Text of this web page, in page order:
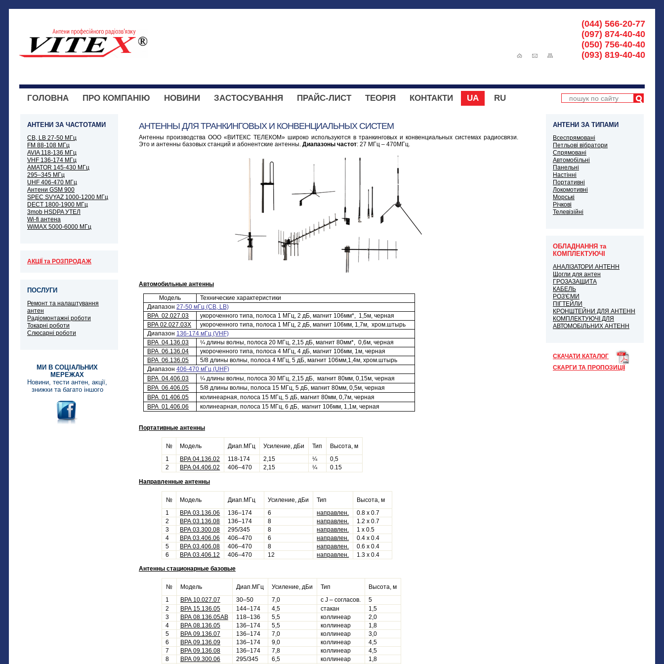
(044) 566-20-77
(097) 874-40-40
(050) 756-40-40
(093) 819-40-40
ГОЛОВНА ПРО КОМПАНІЮ НОВИНИ ЗАСТОСУВАННЯ ПРАЙС-ЛИСТ ТЕОРІЯ КОНТАКТИ UA RU
АНТЕНИ ЗА ЧАСТОТАМИ
CB, LB 27-50 МГц
FM 88-108 МГц
AVIA 118-136 МГц
VHF 136-174 МГц
AMATOR 145-430 МГц
295–345 МГц
UHF 406-470 МГц
Антени GSM 900
SPEC SVYAZ 1000-1200 МГц
DECT 1800-1900 МГц
3mob HSDPA УТЕЛ
Wi-fi антена
WiMAX 5000-6000 МГц
АКЦІЇ та РОЗПРОДАЖ
ПОСЛУГИ
Ремонт та налаштування
антен
Радіомонтажні роботи
Токарні роботи
Слюсарні роботи
МИ В СОЦІАЛЬНИХ
МЕРЕЖАХ
Новини, тести антен, акції,
знижки та багато іншого
АНТЕННЫ ДЛЯ ТРАНКИНГОВЫХ И КОНВЕНЦИАЛЬНЫХ СИСТЕМ
Антенны производства ООО «ВИТЕКС ТЕЛЕКОМ» широко используются в транкинговых и конвенциальных системах радиосвязи.
Это и антенны базовых станций и абонентские антенны. Диапазоны частот: 27 МГц – 470МГц.
Автомобильные антенны
Модель
Технические характеристики
Диапазон27-50 мГц (CB, LB)
ВРА 02.027.03
укороченного типа, полоса 1 МГц, 2 дБ, магнит 106мм*, 1,5м, черная
ВРА 02.027.03Х
укороченного типа, полоса 1 МГц, 2 дБ, магнит 106мм, 1,7м, хром.штырь
Диапазон 136-174 мГц (VHF)
ВРА 04.136.03
¼ длины волны, полоса 20 МГц, 2,15 дБ, магнит 80мм*, 0,6м, черная
ВРА 06.136.04
укороченного типа, полоса 4 МГц, 4 дБ, магнит 106мм, 1м, черная
ВРА 06.136.05
5/8 длины волны, полоса 4 МГц, 5 дБ, магнит 106мм,1,4м, хром.штырь
Диапазон406-470 мГц (UHF)
ВРА 04.406.03
¼ длины волны, полоса 30 МГц, 2,15 дБ, магнит 80мм, 0,15м, черная
ВРА 06.406.05
5/8 длины волны, полоса 15 МГц, 5 дБ, магнит 80мм, 0,5м, черная
ВРА 01.406.05
колинеарная, полоса 15 МГц, 5 дБ, магнит 80мм, 0,7м, черная
ВРА 01.406.06
колинеарная, полоса 15 МГц, 6 дБ, магнит 106мм, 1,1м, черная
Портативные антенны
№ Модель Диап.МГц Усиление, дБи Тип
Высота, м
1
ВРА 04.136.02 118-174 2,15 ¼
0,5
2
ВРА 04.406.02 406–470 2,15 ¼ 0.15
Направленные антенны
№ Модель Диап.МГц Усиление, дБи Тип
Высота, м
1
ВРА 03.136.06 136–174 6 направлен.
0.8 х 0.7
2
ВРА 03.136.08 136–174 8 направлен.
1.2 х 0.7
3
ВРА 03.300.08 295/345 8 направлен.
1 х 0.5
4
ВРА 03.406.06 406–470 6 направлен.
0.4 х 0.4
5
ВРА 03.406.08 406–470 8 направлен.
0.6 х 0.4
6
ВРА 03.406.12 406–470 12 направлен.
1.3 х 0.4
Антенны стационарные базовые
№ Модель Диап.МГц Усиление, дБи Тип
Высота, м
1
ВРА 10.027.07 30–50 7,0 с J – согласов.
5
2
ВРА 15.136.05 144–174 4,5 стакан
1,5
3
ВРА 08.136.05АВ 118–136 5,5 коллинеар
2,0
4
ВРА 08.136.05 136–174 5,5 коллинеар
1,8
5
ВРА 09.136.07 136–174 7,0 коллинеар
3,0
6
ВРА 09.136.09 136–174 9,0 коллинеар
4,5
7
ВРА 09.136.08 136–174 7,8 коллинеар
4,5
8
ВРА 09.300.06 295/345 6,5 коллинеар 1,8
АНТЕНИ ЗА ТИПАМИ
Всеспрямовані
Петльові вібратори
Спрямовані
Автомобільні
Панельні
Настінні
Портативні
Локомотивні
Морські
Річкові
Телевізійні
ОБЛАДНАННЯ та
КОМПЛЕКТУЮЧІ
АНАЛІЗАТОРИ АНТЕНН
Щогли для антен
ГРОЗАЗАЩИТА
КАБЕЛЬ
РОЗ'ЄМИ
ПІГТЕЙЛИ
КРОНШТЕЙНИ ДЛЯ АНТЕНН
КОМПЛЕКТУЮЧІ ДЛЯ
АВТОМОБІЛЬНИХ АНТЕНН
СКАЧАТИ КАТАЛОГ
СКАРГИ ТА ПРОПОЗИЦІЇ